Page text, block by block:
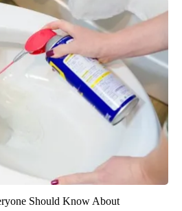
Should Know About